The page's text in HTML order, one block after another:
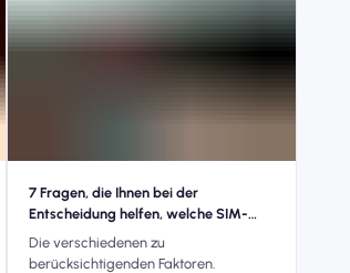
7 Fragen, die Ihnen bei der
Entscheidung helfen, welche SIM-
Karte Sie für Ihre Reisen kaufen sollten
Die verschiedenen zu
berücksichtigenden Faktoren.